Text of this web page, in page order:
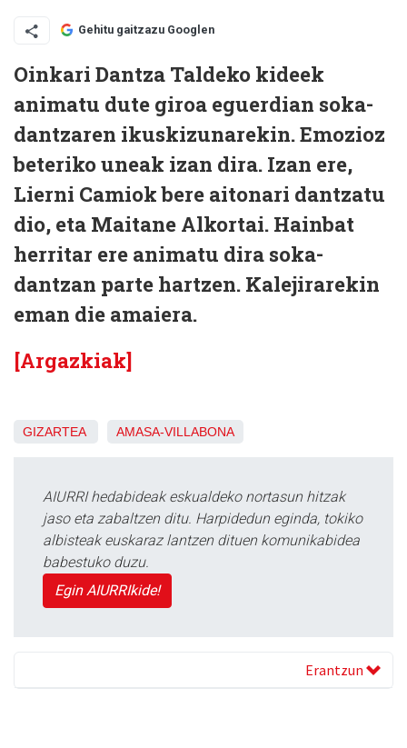
Gehitu gaitzazu Googlen
Oinkari Dantza Taldeko kideek
animatu dute giroa eguerdian soka-
dantzaren ikuskizunarekin. Emozioz
beteriko uneak izan dira. Izan ere,
Lierni Camiok bere aitonari dantzatu
dio, eta Maitane Alkortai. Hainbat
herritar ere animatu dira soka-
dantzan parte hartzen. Kalejirarekin
eman die amaiera.
[Argazkiak]
GIZARTEA AMASA-VILLABONA
AIURRI hedabideak eskualdeko nortasun hitzak
jaso eta zabaltzen ditu. Harpidedun eginda, tokiko
albisteak euskaraz lantzen dituen komunikabidea
babestuko duzu.
Egin AIURRIkide!
Erantzun